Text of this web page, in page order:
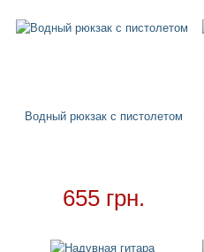
Надувные подстаканники
Cмешные очки
Чехлы для чемоданов
Водный рюкзак с пистолетом
655 грн.